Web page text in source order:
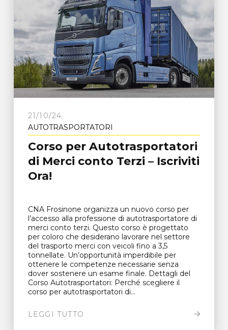
21/10/24
AUTOTRASPORTATORI
Corso per Autotrasportatori
di Merci conto Terzi – Iscriviti
Ora!
CNA Frosinone organizza un nuovo corso per
l’accesso alla professione di autotrasportatore di
merci conto terzi. Questo corso è progettato
per coloro che desiderano lavorare nel settore
del trasporto merci con veicoli fino a 3,5
tonnellate. Un’opportunità imperdibile per
ottenere le competenze necessarie senza
dover sostenere un esame finale. Dettagli del
Corso Autotrasportatori: Perché scegliere il
corso per autotrasportatori di...
LEGGI TUTTO